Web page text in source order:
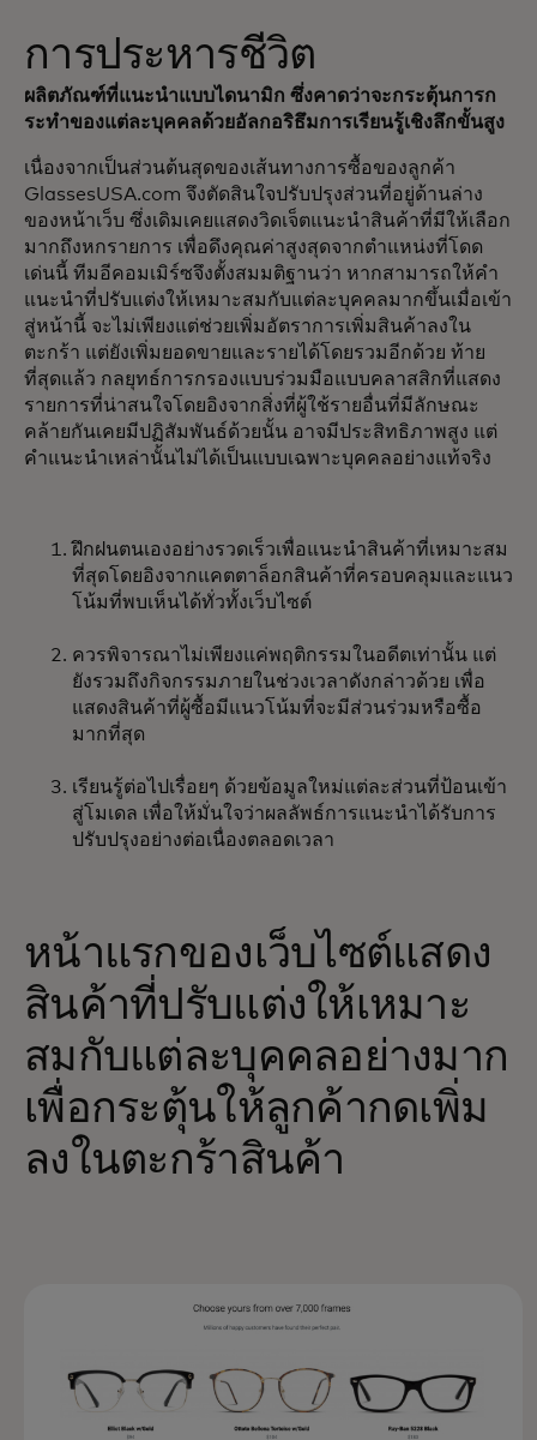
การประหารชีวิต
ผลิตภัณฑ์ที่แนะนำแบบไดนามิก ซึ่งคาดว่าจะกระตุ้นการก
ระทำของแต่ละบุคคลด้วยอัลกอริธึมการเรียนรู้เชิงลึกขั้นสูง
เนื่องจากเป็นส่วนต้นสุดของเส้นทางการซื้อของลูกค้า
GlassesUSA.com จึงตัดสินใจปรับปรุงส่วนที่อยู่ด้านล่าง
ของหน้าเว็บ ซึ่งเดิมเคยแสดงวิดเจ็ตแนะนำสินค้าที่มีให้เลือก
มากถึงหกรายการ เพื่อดึงคุณค่าสูงสุดจากตำแหน่งที่โดด
เด่นนี้ ทีมอีคอมเมิร์ซจึงตั้งสมมติฐานว่า หากสามารถให้คำ
แนะนำที่ปรับแต่งให้เหมาะสมกับแต่ละบุคคลมากขึ้นเมื่อเข้า
สู่หน้านี้ จะไม่เพียงแต่ช่วยเพิ่มอัตราการเพิ่มสินค้าลงใน
ตะกร้า แต่ยังเพิ่มยอดขายและรายได้โดยรวมอีกด้วย ท้าย
ที่สุดแล้ว กลยุทธ์การกรองแบบร่วมมือแบบคลาสสิกที่แสดง
รายการที่น่าสนใจโดยอิงจากสิ่งที่ผู้ใช้รายอื่นที่มีลักษณะ
คล้ายกันเคยมีปฏิสัมพันธ์ด้วยนั้น อาจมีประสิทธิภาพสูง แต่
คำแนะนำเหล่านั้นไม่ได้เป็นแบบเฉพาะบุคคลอย่างแท้จริง
ฝึกฝนตนเองอย่างรวดเร็วเพื่อแนะนำสินค้าที่เหมาะสม
ที่สุดโดยอิงจากแคตตาล็อกสินค้าที่ครอบคลุมและแนว
โน้มที่พบเห็นได้ทั่วทั้งเว็บไซต์
ควรพิจารณาไม่เพียงแค่พฤติกรรมในอดีตเท่านั้น แต่
ยังรวมถึงกิจกรรมภายในช่วงเวลาดังกล่าวด้วย เพื่อ
แสดงสินค้าที่ผู้ซื้อมีแนวโน้มที่จะมีส่วนร่วมหรือซื้อ
มากที่สุด
เรียนรู้ต่อไปเรื่อยๆ ด้วยข้อมูลใหม่แต่ละส่วนที่ป้อนเข้า
สู่โมเดล เพื่อให้มั่นใจว่าผลลัพธ์การแนะนำได้รับการ
ปรับปรุงอย่างต่อเนื่องตลอดเวลา
หน้าแรกของเว็บไซต์แสดง
สินค้าที่ปรับแต่งให้เหมาะ
สมกับแต่ละบุคคลอย่างมาก
เพื่อกระตุ้นให้ลูกค้ากดเพิ่ม
ลงในตะกร้าสินค้า